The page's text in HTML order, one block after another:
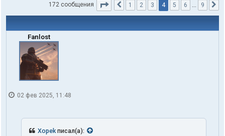
172 сообщения Страница 4из 9
Пред.
1 2 3 4 5 6 … 9
Fanlost
02 фев 2025, 11:48
Xopek писал(а):